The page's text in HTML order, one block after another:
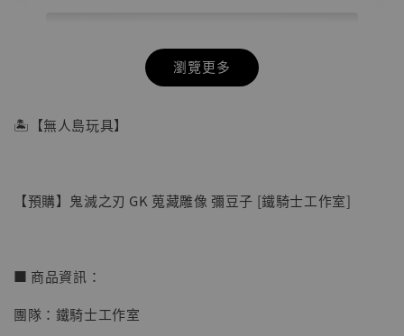
瀏覽更多
🏝【無人島玩具】
【預購】鬼滅之刃 GK 蒐藏雕像 彌豆子 [鐵騎士工作室]
■ 商品資訊：
團隊：鐵騎士工作室